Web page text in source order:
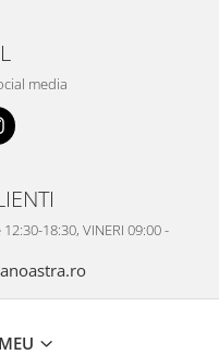
media
18:30, VINERI 09:00 -